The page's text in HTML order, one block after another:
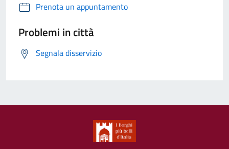
Prenota un appuntamento
Problemi in città
Segnala disservizio